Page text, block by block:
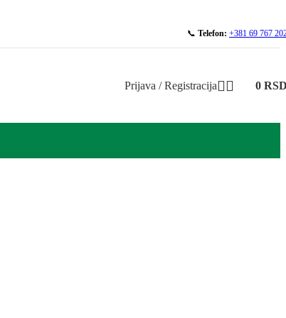
📞 Telefon: +381 69 767
Prijava / Registracija 0